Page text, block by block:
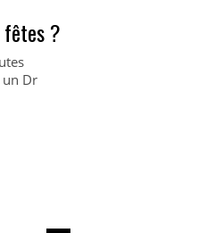
fêtes ?
un Dr